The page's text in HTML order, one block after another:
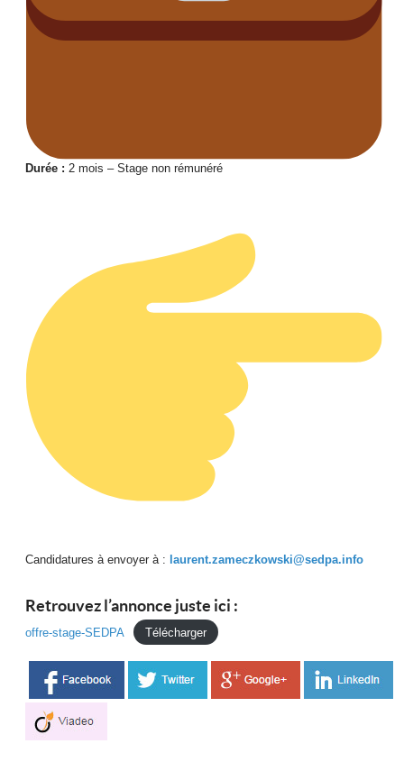
Durée : 2 mois – Stage non rémunéré
Candidatures à envoyer à : laurent.zameczkowski@sedpa.info
Retrouvez l’annonce juste ici :
offre-stage-SEDPA Télécharger